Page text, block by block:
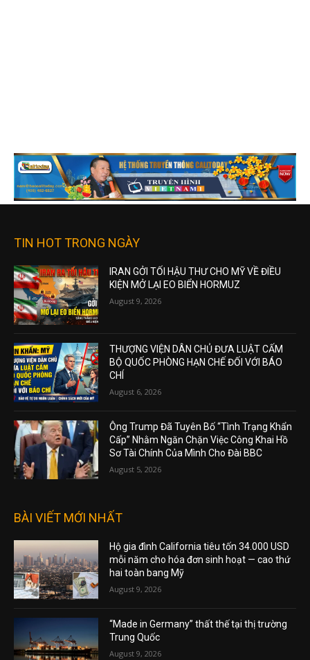
TIN HOT TRONG NGÀY
IRAN GỞI TỐI HẬU THƯ CHO MỸ VỀ ĐIỀU
KIỆN MỞ LẠI EO BIỂN HORMUZ
August 9, 2026
THƯỢNG VIỆN DÂN CHỦ ĐƯA LUẬT CẤM
BỘ QUỐC PHÒNG HẠN CHẾ ĐỐI VỚI BÁO
CHÍ
August 6, 2026
Ông Trump Đã Tuyên Bố “Tình Trạng Khẩn
Cấp” Nhằm Ngăn Chặn Việc Công Khai Hồ
Sơ Tài Chính Của Mình Cho Đài BBC
August 5, 2026
BÀI VIẾT MỚI NHẤT
Hộ gia đình California tiêu tốn 34.000 USD
mỗi năm cho hóa đơn sinh hoạt — cao thứ
hai toàn bang Mỹ
August 9, 2026
“Made in Germany” thất thế tại thị trường
Trung Quốc
August 9, 2026